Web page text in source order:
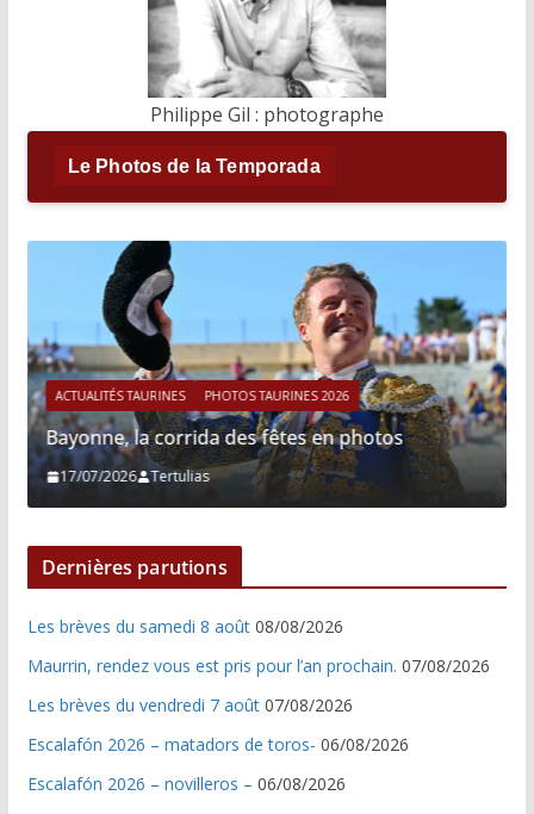
Philippe Gil : photographe
Le Photos de la Temporada
TAURINES 2026
des fêtes en photos
ACTUALITÉS TAURINES PHOTOS
Istres, le retour de
21/06/2026 Tertulias
Dernières parutions
Les brèves du samedi 8 août 08/08/2026
Maurrin, rendez vous est pris pour l’an prochain. 07/08/2026
Les brèves du vendredi 7 août 07/08/2026
Escalafón 2026 – matadors de toros- 06/08/2026
Escalafón 2026 – novilleros – 06/08/2026